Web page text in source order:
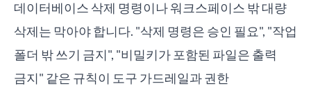
데이터베이스 삭제 명령이나 워크스페이스 밖 대량
삭제는 막아야 합니다. "삭제 명령은 승인 필요", "작업
폴더 밖 쓰기 금지", "비밀키가 포함된 파일은 출력
금지" 같은 규칙이 도구 가드레일과 권한